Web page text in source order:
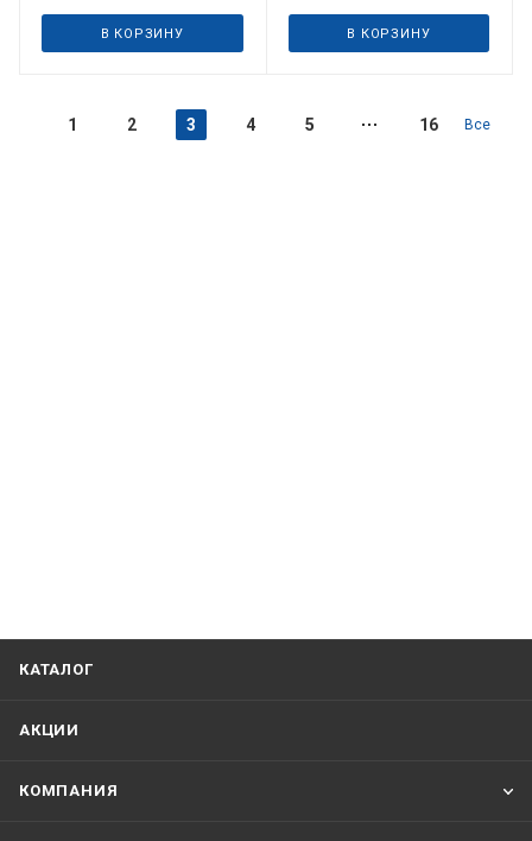
В КОРЗИНУ В КОРЗИНУ
1 2 3 4 5 16 Все
КАТАЛОГ
АКЦИИ
КОМПАНИЯ